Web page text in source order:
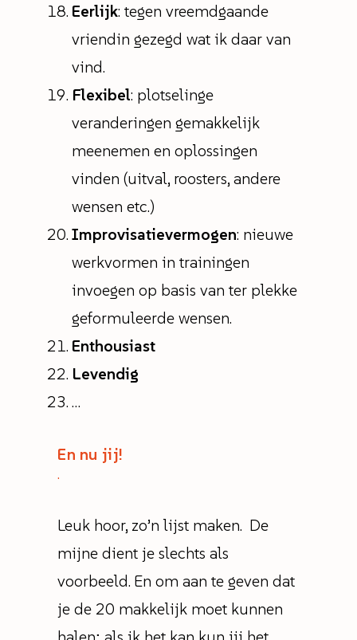
Eerlijk: tegen vreemdgaande
vriendin gezegd wat ik daar van
vind.
Flexibel: plotselinge
veranderingen gemakkelijk
meenemen en oplossingen
vinden (uitval, roosters, andere
wensen etc.)
Improvisatievermogen: nieuwe
werkvormen in trainingen
invoegen op basis van ter plekke
geformuleerde wensen.
Enthousiast
Levendig
…
En nu jij!
.
Leuk hoor, zo’n lijst maken. De
mijne dient je slechts als
voorbeeld. En om aan te geven dat
je de 20 makkelijk moet kunnen